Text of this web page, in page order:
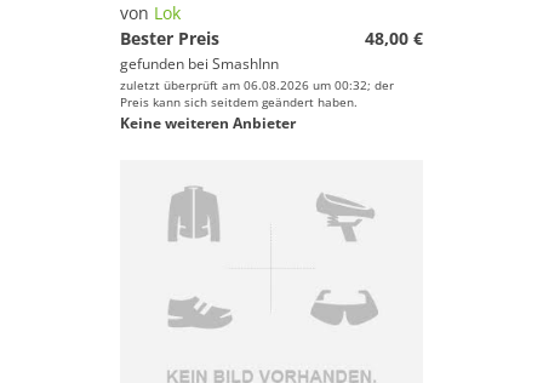
von Lok
Bester Preis
48,00 €
gefunden bei SmashInn
zuletzt überprüft am 06.08.2026 um 00:32; der
Preis kann sich seitdem geändert haben.
Keine weiteren Anbieter